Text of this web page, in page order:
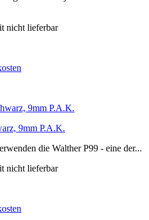
nicht lieferbar
9mm P.A.K.
die Walther P99 - eine der...
nicht lieferbar